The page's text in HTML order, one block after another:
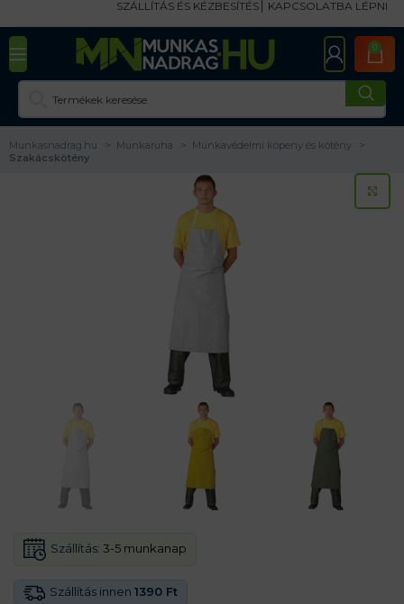
SZÁLLÍTÁS ÉS KÉZBESÍTÉS KAPCSOLATBA LÉPNI
0
Munkasnadrag.hu Munkaruha
Munkavédelmi köpeny és kötény
Szakácskötény
Szállítás innen 1390 Ft
Szállítás: 3-5 munkanap